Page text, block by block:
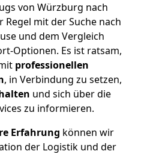
von Würzburg nach
mit der Suche nach
und dem Vergleich
Optionen. Es ist ratsam,
professionellen
, in Verbindung zu setzen,
und sich über die
zu informieren.
Erfahrung können wir
der Logistik und der